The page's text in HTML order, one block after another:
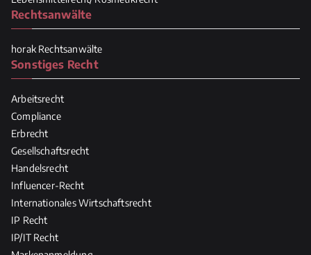
Rechtsanwälte
horak Rechtsanwälte
Sonstiges Recht
Arbeitsrecht
Compliance
Erbrecht
Gesellschaftsrecht
Handelsrecht
Influencer-Recht
Internationales Wirtschaftsrecht
IP Recht
IP/IT Recht